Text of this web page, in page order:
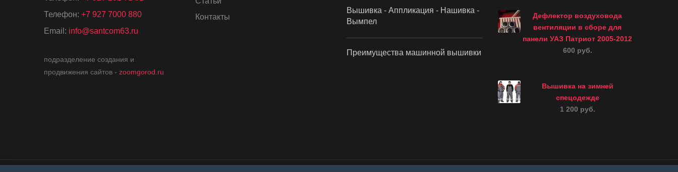
Телефон: +7 927 7000 880
Email: info@santcom63.ru
подразделение создания и
продвижения сайтов - zoomgorod.ru
Контакты
Вышивка - Аппликация - Нашивка -
Вымпел
Преимущества машинной вышивки
Дефлектор воздуховода
вентиляции в сборе для
панели УАЗ Патриот 2005-2012
600 руб.
Вышивка на зимней
спецодежде
1 200 руб.